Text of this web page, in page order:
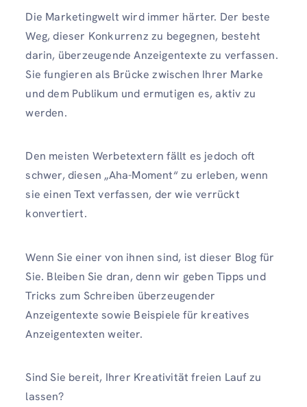
Die Marketingwelt wird immer härter. Der beste
Weg, dieser Konkurrenz zu begegnen, besteht
darin, überzeugende Anzeigentexte zu verfassen.
Sie fungieren als Brücke zwischen Ihrer Marke
und dem Publikum und ermutigen es, aktiv zu
werden.
Den meisten Werbetextern fällt es jedoch oft
schwer, diesen „Aha-Moment“ zu erleben, wenn
sie einen Text verfassen, der wie verrückt
konvertiert.
Wenn Sie einer von ihnen sind, ist dieser Blog für
Sie. Bleiben Sie dran, denn wir geben Tipps und
Tricks zum Schreiben überzeugender
Anzeigentexte sowie Beispiele für kreatives
Anzeigentexten weiter.
Sind Sie bereit, Ihrer Kreativität freien Lauf zu
lassen?